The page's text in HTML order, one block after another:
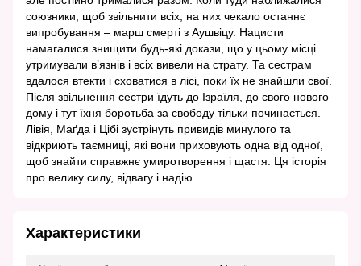
союзники, щоб звільнити всіх, на них чекало останнє
випробування – марш смерті з Аушвіцу. Нацисти
намагалися знищити будь-які докази, що у цьому місці
утримували в’язнів і всіх вивели на страту. Та сестрам
вдалося втекти і сховатися в лісі, поки їх не знайшли свої.
Після звільнення сестри їдуть до Ізраїля, до свого нового
дому і тут їхня боротьба за свободу тільки починається.
Лівія, Маґда і Цібі зустрінуть привидів минулого та
відкриють таємниці, які вони приховують одна від одної,
щоб знайти справжнє умиротворення і щастя. Ця історія
про велику силу, відвагу і надію.
Характеристики